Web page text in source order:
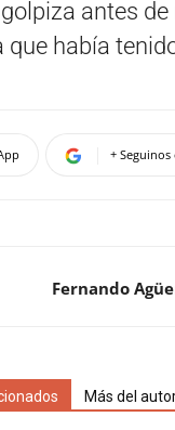
antes de
que había
+
Fernando
Más del